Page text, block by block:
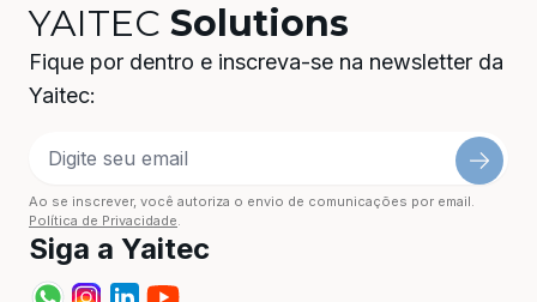
YAITEC Solutions
Fique por dentro e inscreva-se na newsletter da
Yaitec:
Ao se inscrever, você autoriza o envio de comunicações por email.
Política de Privacidade.
Siga a Yaitec